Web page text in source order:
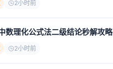
2小时前
数理化公式法二级结论秒解攻
2小时前